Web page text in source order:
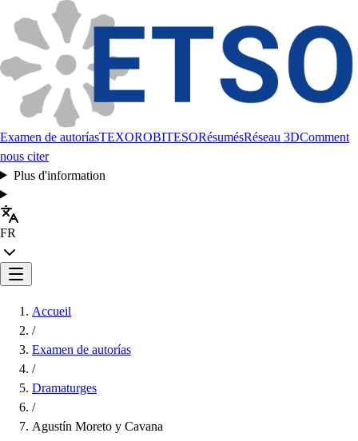
Examen de autoríasTEXOROBITESORésumésRéseau 3DComment
nous citer
Plus d'information
FR
Accueil
/
Examen de autorías
/
Dramaturges
/
Agustín Moreto y Cavana